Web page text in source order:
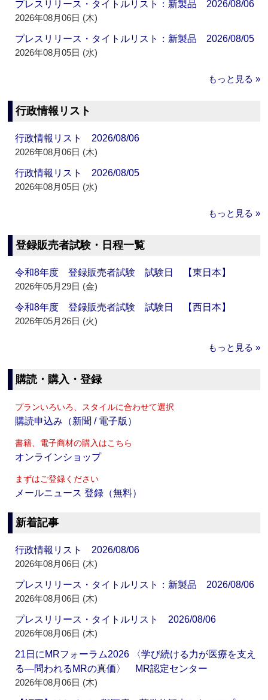
プレスリリース・タイトルリスト：新製品 2026/08/06
2026年08月06日 (木)
プレスリリース・タイトルリスト：新製品 2026/08/05
2026年08月05日 (水)
もっと見る »
行政情報リスト
行政情報リスト 2026/08/06
2026年08月06日 (木)
行政情報リスト 2026/08/05
2026年08月05日 (水)
もっと見る »
登録販売者試験・日程一覧
令和8年度 登録販売者試験 試験日 【東日本】
2026年05月29日 (金)
令和8年度 登録販売者試験 試験日 【西日本】
2026年05月26日 (火)
もっと見る »
購読・購入・登録
プランいろいろ、スタイルに合わせて選択
購読申込み（新聞 / 電子版）
書籍、電子商材の購入はこちら
オンラインショップ
まずはご登録ください
メールニュース 登録（無料）
新着記事
行政情報リスト 2026/08/06
2026年08月06日 (木)
プレスリリース・タイトルリスト：新製品 2026/08/06
2026年08月06日 (木)
プレスリリース・タイトルリスト 2026/08/06
2026年08月06日 (木)
21日にMRフォーラム2026 〈学び続ける力が医療を支え
る―問われるMRの真価〉 MR認定センター
2026年08月06日 (木)